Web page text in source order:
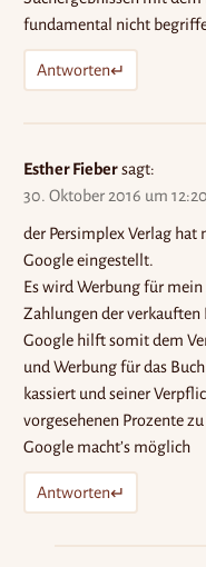
fundamental nicht
Antworten
Esther Fiebersagt:
30. Oktober 2016 um
der Persimplex Verlag
Google eingestellt.
Es wird Werbung für
Zahlungen der verkauften
Google hilft somit dem
und Werbung für das
kassiert und seiner
vorgesehenen Prozente
Google macht’s möglich
Antworten